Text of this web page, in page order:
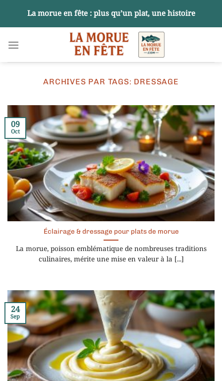
contenu
La morue en fête : plus qu’un plat, une histoire
ARCHIVES PAR TAGS: DRESSAGE
Éclairage & dressage pour plats de morue
La morue, poisson emblématique de nombreuses traditions
culinaires, mérite une mise en valeur à la [...]
09
Oct
24
Sep